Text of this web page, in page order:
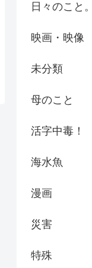
日々のこと。
映画・映像
未分類
母のこと
活字中毒！
海水魚
漫画
災害
特殊